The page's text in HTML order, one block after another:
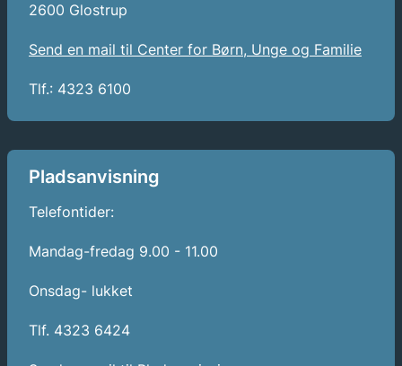
2600 Glostrup
Send en mail til Center for Børn, Unge og Familie
Tlf.: 4323 6100
Pladsanvisning
Telefontider:
Mandag-fredag 9.00 - 11.00
Onsdag- lukket
Tlf. 4323 6424